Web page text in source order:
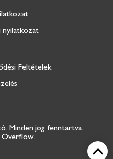
nyilatkozat
Feltételek
Minden jog fenntartva.